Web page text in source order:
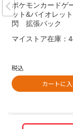
ポケモンカードゲ
ット&バイオレッ
閃 拡張パック
マイストア在庫：
税込
カートに